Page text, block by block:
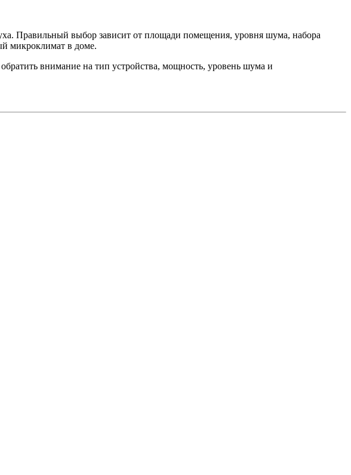
Правильный выбор зависит от площади помещения, уровня шума, набора
микроклимат в доме.
внимание на тип устройства, мощность, уровень шума и